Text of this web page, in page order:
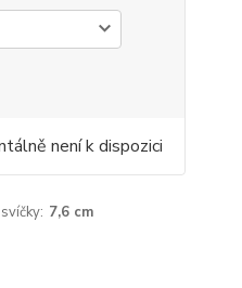
není k dispozici
7,6 cm